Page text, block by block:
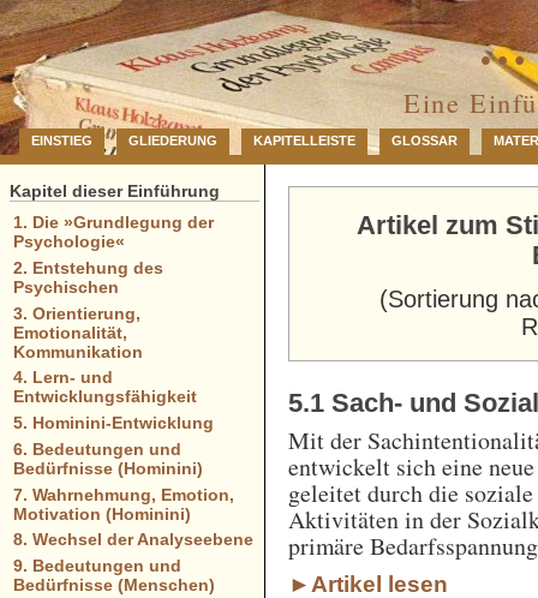
…
Eine
EINSTIEG GLIEDERUNG KAPITELLEISTE GLOSSAR
Artikel zum
(Sortierung
5.1 Sach- und
Mit der
entwickelt sich eine
geleitet durch die
Aktivitäten in der
primäre
►Artikel lesen
Kapitel dieser Einführung
1. Die »Grundlegung der
Psychologie«
2. Entstehung des
Psychischen
3. Orientierung,
Emotionalität,
Kommunikation
4. Lern- und
Entwicklungsfähigkeit
5. Hominini-Entwicklung
6. Bedeutungen und
Bedürfnisse (Hominini)
7. Wahrnehmung, Emotion,
Motivation (Hominini)
8. Wechsel der Analyseebene
9. Bedeutungen und
Bedürfnisse (Menschen)